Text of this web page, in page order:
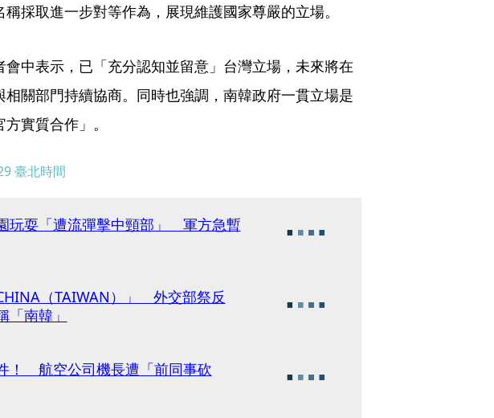
採取進一步對等作為，展現維護國家尊嚴的立場。
中表示，已「充分認知並留意」台灣立場，未來將在
關部門持續協商。同時也強調，南韓政府一貫立場是
實質合作」。
臺北時間
玩耍「遭流彈擊中頸部」 軍方急暫
（TAIWAN）」 外交部祭反
南韓」
！ 航空公司機長遭「前同事砍